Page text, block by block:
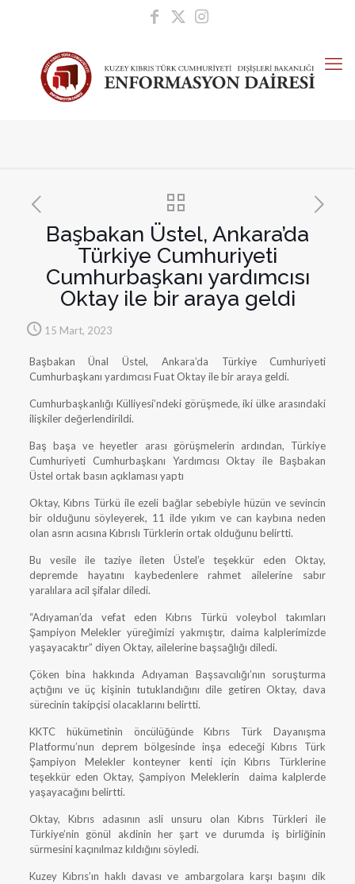
Başbakan Üstel, Ankara’da
Türkiye Cumhuriyeti
Cumhurbaşkanı yardımcısı
Oktay ile bir araya geldi
15 Mart, 2023
Başbakan Ünal Üstel, Ankara’da Türkiye Cumhuriyeti
Cumhurbaşkanı yardımcısı Fuat Oktay ile bir araya geldi.
Cumhurbaşkanlığı Külliyesi’ndeki görüşmede, iki ülke arasındaki
ilişkiler değerlendirildi.
Baş başa ve heyetler arası görüşmelerin ardından, Türkiye
Cumhuriyeti Cumhurbaşkanı Yardımcısı Oktay ile Başbakan
Üstel ortak basın açıklaması yaptı
Oktay, Kıbrıs Türkü ile ezeli bağlar sebebiyle hüzün ve sevincin
bir olduğunu söyleyerek, 11 ilde yıkım ve can kaybına neden
olan asrın acısına Kıbrıslı Türklerin ortak olduğunu belirtti.
Bu vesile ile taziye ileten Üstel’e teşekkür eden Oktay,
depremde hayatını kaybedenlere rahmet ailelerine sabır
yaralılara acil şifalar diledi.
“Adıyaman’da vefat eden Kıbrıs Türkü voleybol takımları
Şampiyon Melekler yüreğimizi yakmıştır, daima kalplerimizde
yaşayacaktır” diyen Oktay, ailelerine başsağlığı diledi.
Çöken bina hakkında Adıyaman Başsavcılığı’nın soruşturma
açtığını ve üç kişinin tutuklandığını dile getiren Oktay, dava
sürecinin takipçisi olacaklarını belirtti.
KKTC hükümetinin öncülüğünde Kıbrıs Türk Dayanışma
Platformu’nun deprem bölgesinde inşa edeceği Kıbrıs Türk
Şampiyon Melekler konteyner kenti için Kıbrıs Türklerine
teşekkür eden Oktay, Şampiyon Meleklerin daima kalplerde
yaşayacağını belirtti.
Oktay, Kıbrıs adasının asli unsuru olan Kıbrıs Türkleri ile
Türkiye’nin gönül akdinin her şart ve durumda iş birliğinin
sürmesini kaçınılmaz kıldığını söyledi.
Kuzey Kıbrıs’ın haklı davası ve ambargolara karşı başını dik